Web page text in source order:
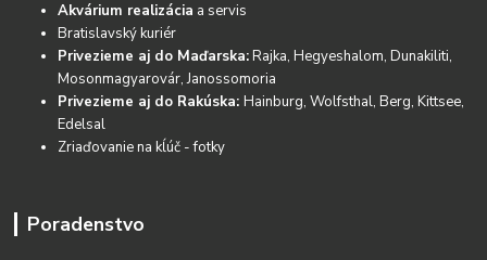
Akvárium realizácia a servis
Bratislavský kuriér
Privezieme aj do Maďarska:Rajka, Hegyeshalom, Dunakiliti,
Mosonmagyarovár, Janossomoria
Privezieme aj do Rakúska:Hainburg, Wolfsthal, Berg, Kittsee,
Edelsal
Zriaďovanie na kĺúč - fotky
Poradenstvo